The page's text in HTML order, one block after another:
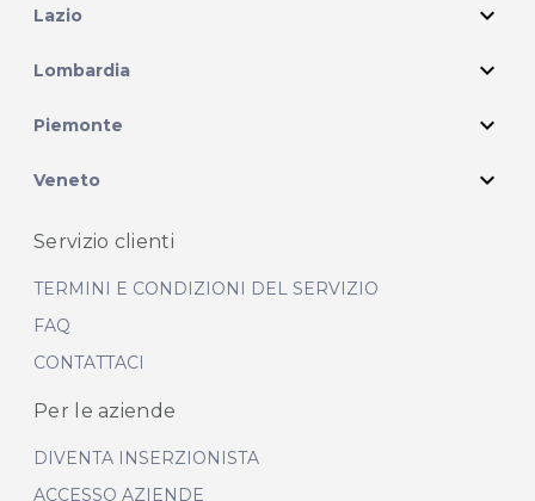
Lazio expand_more
Lombardia expand_more
Piemonte expand_more
Veneto expand_more
Servizio clienti
TERMINI E CONDIZIONI DEL SERVIZIO
FAQ
CONTATTACI
Per le aziende
DIVENTA INSERZIONISTA
ACCESSO AZIENDE